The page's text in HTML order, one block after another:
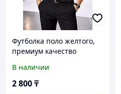
Футболка поло желтого,
премиум качество
В наличии
2 800₸